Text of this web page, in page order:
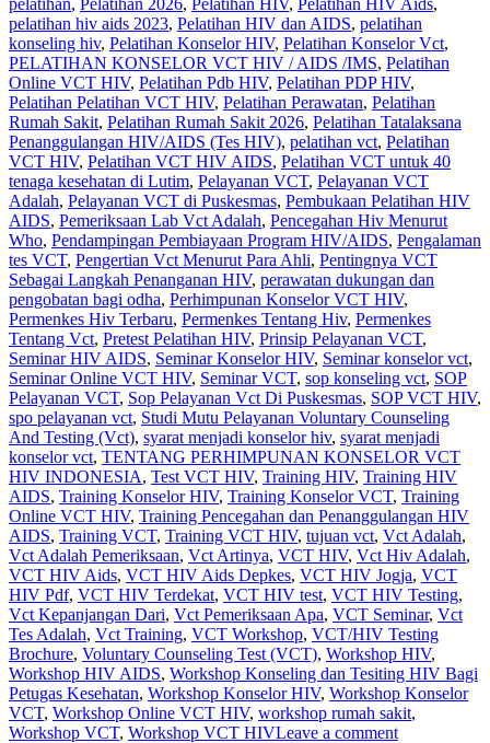
pelatihan hiv aids 2023, Pelatihan HIV dan AIDS, pelatihan
konseling hiv, Pelatihan Konselor HIV, Pelatihan Konselor Vct,
PELATIHAN KONSELOR VCT HIV / AIDS /IMS, Pelatihan
Online VCT HIV, Pelatihan Pdb HIV, Pelatihan PDP HIV,
Pelatihan Pelatihan VCT HIV, Pelatihan Perawatan, Pelatihan
Rumah Sakit‎, Pelatihan Rumah Sakit 2026, Pelatihan Tatalaksana
Penanggulangan HIV/AIDS (Tes HIV), pelatihan vct, Pelatihan
VCT HIV, Pelatihan VCT HIV AIDS, Pelatihan VCT untuk 40
tenaga kesehatan di Lutim, Pelayanan VCT, Pelayanan VCT
Adalah, Pelayanan VCT di Puskesmas, Pembukaan Pelatihan HIV
AIDS, Pemeriksaan Lab Vct Adalah, Pencegahan Hiv Menurut
Who, Pendampingan Pembiayaan Program HIV/AIDS, Pengalaman
tes VCT, Pengertian Vct Menurut Para Ahli, Pentingnya VCT
Sebagai Langkah Penanganan HIV, perawatan dukungan dan
pengobatan bagi odha, Perhimpunan Konselor VCT HIV,
Permenkes Hiv Terbaru, Permenkes Tentang Hiv, Permenkes
Tentang Vct, Pretest Pelatihan HIV, Prinsip Pelayanan VCT,
Seminar HIV AIDS, Seminar Konselor HIV, Seminar konselor vct,
Seminar Online VCT HIV, Seminar VCT, sop konseling vct, SOP
Pelayanan VCT, Sop Pelayanan Vct Di Puskesmas, SOP VCT HIV,
spo pelayanan vct, Studi Mutu Pelayanan Voluntary Counseling
And Testing (Vct), syarat menjadi konselor hiv, syarat menjadi
konselor vct, TENTANG PERHIMPUNAN KONSELOR VCT
HIV INDONESIA, Test VCT HIV, Training HIV, Training HIV
AIDS, Training Konselor HIV, Training Konselor VCT, Training
Online VCT HIV, Training Pencegahan dan Penanggulangan HIV
AIDS, Training VCT, Training VCT HIV, tujuan vct, Vct Adalah,
Vct Adalah Pemeriksaan, Vct Artinya, VCT HIV, Vct Hiv Adalah,
VCT HIV Aids, VCT HIV Aids Depkes, VCT HIV Jogja, VCT
HIV Pdf, VCT HIV Terdekat, VCT HIV test, VCT HIV Testing,
Vct Kepanjangan Dari, Vct Pemeriksaan Apa, VCT Seminar, Vct
Tes Adalah, Vct Training, VCT Workshop, VCT/HIV Testing
Brochure, Voluntary Counseling Test (VCT), Workshop HIV,
Workshop HIV AIDS, Workshop Konseling dan Tesiting HIV Bagi
Petugas Kesehatan, Workshop Konselor HIV, Workshop Konselor
VCT, Workshop Online VCT HIV, workshop rumah sakit,
Workshop VCT, Workshop VCT HIVLeave a comment